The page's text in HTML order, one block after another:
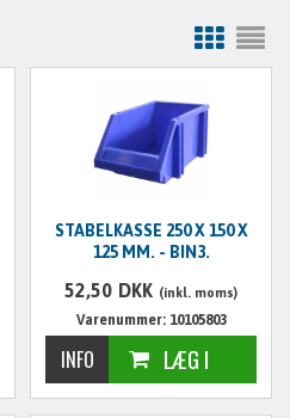
STABELKASSE 250 X 150 X
125 MM. - BIN3.
52,50 DKK (inkl. moms)
Varenummer: 10105803